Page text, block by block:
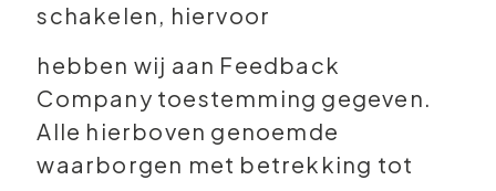
schakelen, hiervoor
hebben wij aan Feedback
Company toestemming gegeven.
Alle hierboven genoemde
waarborgen met betrekking tot